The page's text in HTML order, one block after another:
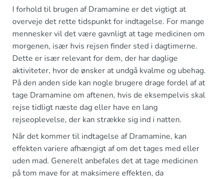
I forhold til brugen af Dramamine er det vigtigt at
overveje det rette tidspunkt for indtagelse. For mange
mennesker vil det være gavnligt at tage medicinen om
morgenen, især hvis rejsen finder sted i dagtimerne.
Dette er især relevant for dem, der har daglige
aktiviteter, hvor de ønsker at undgå kvalme og ubehag.
På den anden side kan nogle brugere drage fordel af at
tage Dramamine om aftenen, hvis de eksempelvis skal
rejse tidligt næste dag eller have en lang
rejseoplevelse, der kan strække sig ind i natten.
Når det kommer til indtagelse af Dramamine, kan
effekten variere afhængigt af om det tages med eller
uden mad. Generelt anbefales det at tage medicinen
på tom mave for at maksimere effekten, da